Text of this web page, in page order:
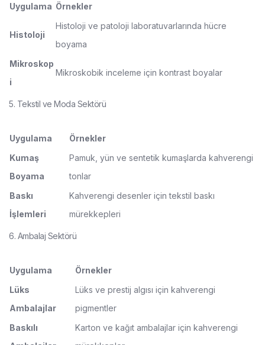
Uygulama Örnekler
Histoloji
Histoloji ve patoloji laboratuvarlarında hücre
boyama
Mikroskop
i
Mikroskobik inceleme için kontrast boyalar
5. Tekstil ve Moda Sektörü
Uygulama
Örnekler
Kumaş
Boyama
Pamuk, yün ve sentetik kumaşlarda kahverengi
tonlar
Baskı
İşlemleri
Kahverengi desenler için tekstil baskı
mürekkepleri
6. Ambalaj Sektörü
Uygulama
Örnekler
Lüks
Ambalajlar
Lüks ve prestij algısı için kahverengi
pigmentler
Baskılı
Karton ve kağıt ambalajlar için kahverengi